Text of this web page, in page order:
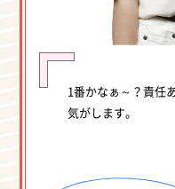
1番かなぁ～？責任
気がします。